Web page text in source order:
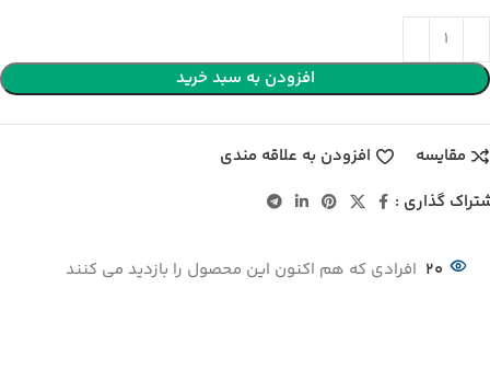
افزودن به سبد خرید
مقایسه
افزودن به علاقه مندی
گذاری :
20 افرادی که هم اکنون این محصول را بازدید می کنند